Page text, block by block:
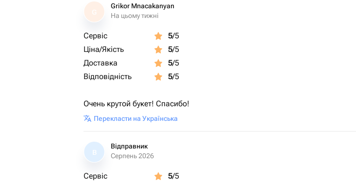
G
Grikor Mnacakanyan
На цьому тижні
Сервіс 5/5
Ціна/Якість
5/5
Доставка
5/5
Відповідність
5/5
Очень крутой букет! Спасибо!
Перекласти на Українська
В
Відправник
Серпень 2026
Сервіс 5/5